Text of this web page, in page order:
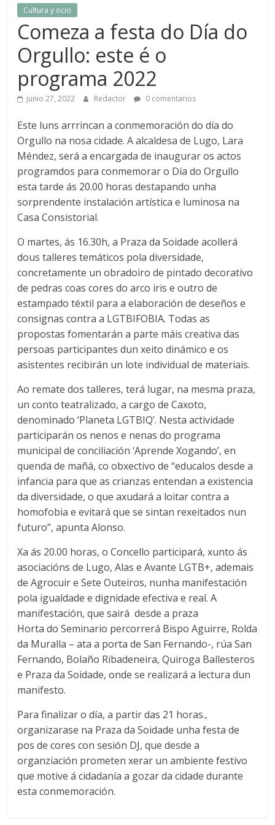
Cultura y ocio
Comeza a festa do Día do
Orgullo: este é o
programa 2022
junio 27, 2022 Redactor 0 comentarios
Este luns arrrincan a conmemoración do día do
Orgullo na nosa cidade. A alcaldesa de Lugo, Lara
Méndez, será a encargada de inaugurar os actos
programdos para conmemorar o Día do Orgullo
esta tarde ás 20.00 horas destapando unha
sorprendente instalación artística e luminosa na
Casa Consistorial.
O martes, ás 16.30h, a Praza da Soidade acollerá
dous talleres temáticos pola diversidade,
concretamente un obradoiro de pintado decorativo
de pedras coas cores do arco iris e outro de
estampado téxtil para a elaboración de deseños e
consignas contra a LGTBIFOBIA. Todas as
propostas fomentarán a parte máis creativa das
persoas participantes dun xeito dinámico e os
asistentes recibirán un lote individual de materiais.
Ao remate dos talleres, terá lugar, na mesma praza,
un conto teatralizado, a cargo de Caxoto,
denominado ‘Planeta LGTBIQ’. Nesta actividade
participarán os nenos e nenas do programa
municipal de conciliación ‘Aprende Xogando’, en
quenda de mañá, co obxectivo de “educalos desde a
infancia para que as crianzas entendan a existencia
da diversidade, o que axudará a loitar contra a
homofobia e evitará que se sintan rexeitados nun
futuro”, apunta Alonso.
Xa ás 20.00 horas, o Concello participará, xunto ás
asociacións de Lugo, Alas e Avante LGTB+, ademais
de Agrocuir e Sete Outeiros, nunha manifestación
pola igualdade e dignidade efectiva e real. A
manifestación, que sairá desde a praza
Horta do Seminario percorrerá Bispo Aguirre, Rolda
da Muralla – ata a porta de San Fernando-, rúa San
Fernando, Bolaño Ribadeneira, Quiroga Ballesteros
e Praza da Soidade, onde se realizará a lectura dun
manifesto.
Para finalizar o día, a partir das 21 horas.,
organizarase na Praza da Soidade unha festa de
pos de cores con sesión DJ, que desde a
organziación prometen xerar un ambiente festivo
que motive á cidadanía a gozar da cidade durante
esta conmemoración.